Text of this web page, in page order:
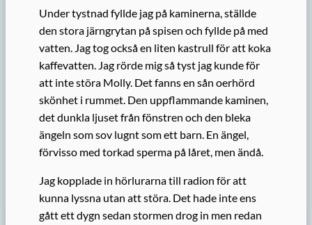
Under tystnad fyllde jag på kaminerna, ställde
den stora järngrytan på spisen och fyllde på med
vatten. Jag tog också en liten kastrull för att koka
kaffevatten. Jag rörde mig så tyst jag kunde för
att inte störa Molly. Det fanns en sån oerhörd
skönhet i rummet. Den uppflammande kaminen,
det dunkla ljuset från fönstren och den bleka
ängeln som sov lugnt som ett barn. En ängel,
förvisso med torkad sperma på låret, men ändå.
Jag kopplade in hörlurarna till radion för att
kunna lyssna utan att störa. Det hade inte ens
gått ett dygn sedan stormen drog in men redan